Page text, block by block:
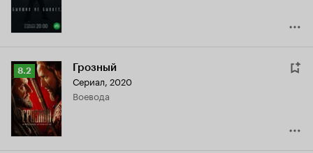
Рейтинг
Кинопоиска
8.2
8.2 Грозный
Сериал, 2020
воевода